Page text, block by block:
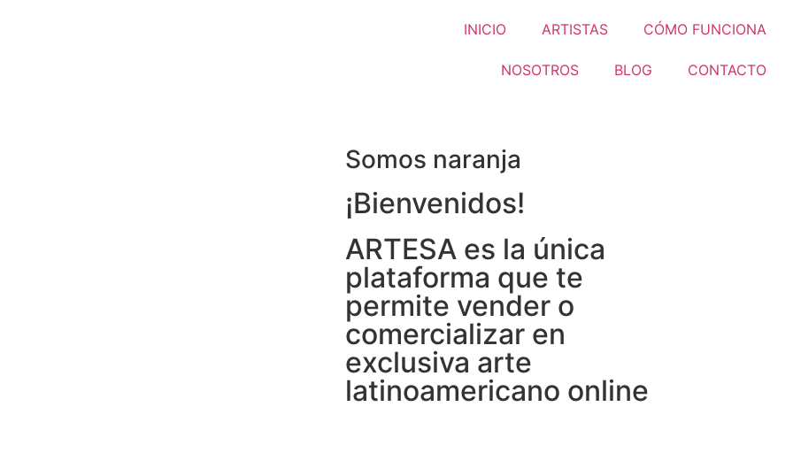
INICIO ARTISTAS CÓMO FUNCIONA
NOSOTROS BLOG CONTACTO
Somos naranja
¡Bienvenidos!
ARTESA es la única
plataforma que te
permite vender o
comercializar en
exclusiva arte
latinoamericano online